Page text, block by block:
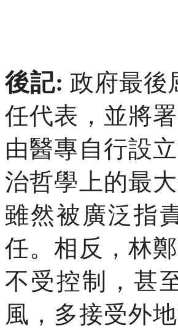
後記: 政府最後
任代表，並將
由醫專自行設
治哲學上的最
雖然被廣泛指
任。相反，林
不受控制，甚
風，多接受外